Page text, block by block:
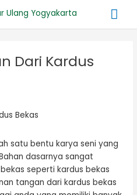
Dari Kardus
satu bentu karya seni yang
dasarnya sangat
seperti kardus bekas
tangan dari kardus bekas